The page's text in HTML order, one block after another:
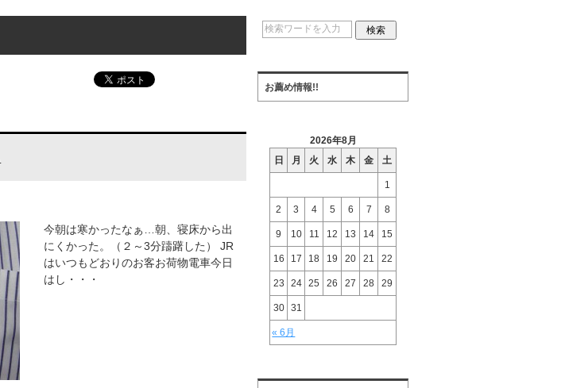
今朝は寒かったなぁ…朝、寝床から出
にくかった。（２～3分躊躇した） JR
はいつもどおりのお客お荷物電車今日
はし・・・
お薦め情報!!
2026年8月
日
月 火 水 木 金 土
« 6月
1
2 3 4 5 6 7 8
9 10 11 12 13 14 15
16 17 18 19 20 21 22
23 24 25 26 27 28 29
30 31